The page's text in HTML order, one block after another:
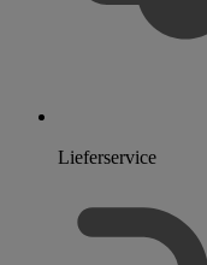
Lieferservice